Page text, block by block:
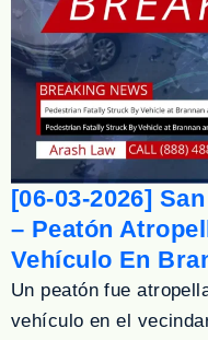
[06-03-2026]
– Peatón
Vehículo En
Un peatón fue
vehículo en el